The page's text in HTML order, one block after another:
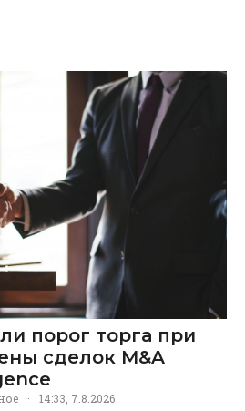
порог торга при
сделок M&A
· 14:33, 7.8.2026